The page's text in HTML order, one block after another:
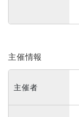
主催情報
主催者